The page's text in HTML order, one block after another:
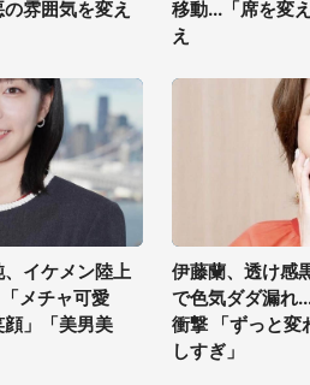
雰囲気を変え
移動...「席を変
え
イケメン陸上
メチャ可愛
」「美男美
伊藤蘭、透け感
で色気ダダ漏れ
衝撃 「ずっと変
しすぎ」